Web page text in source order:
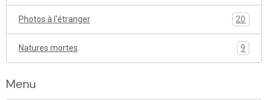
Photos à l'étranger 20
Natures mortes 9
Menu